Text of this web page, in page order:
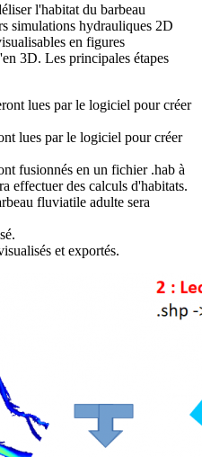
l'habitat du barbeau
simulations hydrauliques 2D
en figures
3D. Les principales étapes
lues par le logiciel pour créer
lues par le logiciel pour créer
fusionnés en un fichier .hab à
effectuer des calculs d'habitats.
fluviatile adulte sera
et exportés.